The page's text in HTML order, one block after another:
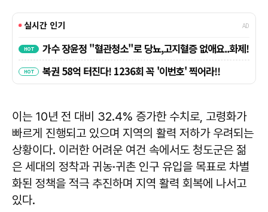
이는 10년 전 대비 32.4% 증가한 수치로, 고령화가
빠르게 진행되고 있으며 지역의 활력 저하가 우려되는
상황이다. 이러한 어려운 여건 속에서도 청도군은 젊
은 세대의 정착과 귀농·귀촌 인구 유입을 목표로 차별
화된 정책을 적극 추진하며 지역 활력 회복에 나서고
있다.